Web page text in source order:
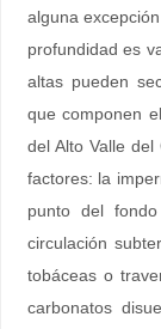
alguna
profundidad es
altas pueden
que componen
del Alto Valle
factores: la
punto del
circulación
tobáceas o
carbonatos